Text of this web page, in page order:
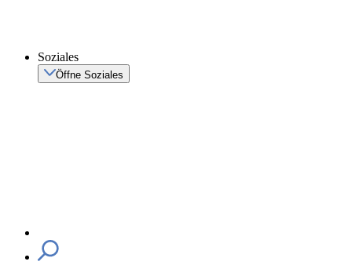
Soziales
Öffne Soziales